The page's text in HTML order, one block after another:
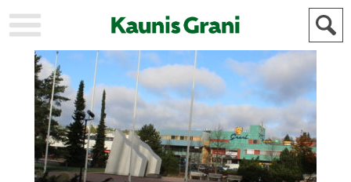
KAUPUNKI
STADEN
AJANKOHTAISTA
AKTUELLT
URHEILU
IDROTT
KULTTUURI
KULTUR
HISTORIA
HISTORIA